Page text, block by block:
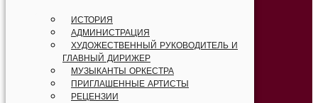
ИСТОРИЯ
АДМИНИСТРАЦИЯ
ХУДОЖЕСТВЕННЫЙ РУКОВОДИТЕЛЬ И
ГЛАВНЫЙ ДИРИЖЕР
МУЗЫКАНТЫ ОРКЕСТРА
ПРИГЛАШЕННЫЕ АРТИСТЫ
РЕЦЕНЗИИ